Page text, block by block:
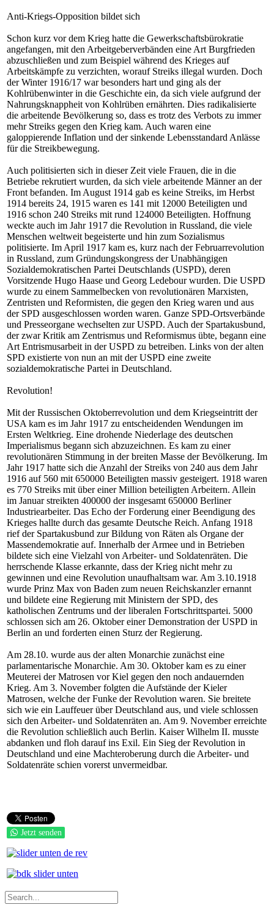
Anti-Kriegs-Opposition bildet sich
Schon kurz vor dem Krieg hatte die Gewerkschaftsbürokratie
angefangen, mit den Arbeitgeberverbänden eine Art Burgfrieden
abzuschließen und zum Beispiel während des Krieges auf
Arbeitskämpfe zu verzichten, worauf Streiks illegal wurden. Doch
der Winter 1916/17 war besonders hart und ging als der
Kohlrübenwinter in die Geschichte ein, da sich viele aufgrund der
Nahrungsknappheit von Kohlrüben ernährten. Dies radikalisierte
die arbeitende Bevölkerung so, dass es trotz des Verbots zu immer
mehr Streiks gegen den Krieg kam. Auch waren eine
galoppierende Inflation und der sinkende Lebensstandard Anlässe
für die Streikbewegung.
Auch politisierten sich in dieser Zeit viele Frauen, die in die
Betriebe rekrutiert wurden, da sich viele arbeitende Männer an der
Front befanden. Im August 1914 gab es keine Streiks, im Herbst
1914 bereits 24, 1915 waren es 141 mit 12000 Beteiligten und
1916 schon 240 Streiks mit rund 124000 Beteiligten. Hoffnung
weckte auch im Jahr 1917 die Revolution in Russland, die viele
Menschen weltweit begeisterte und hin zum Sozialismus
politisierte. Im April 1917 kam es, kurz nach der Februarrevolution
in Russland, zum Gründungskongress der Unabhängigen
Sozialdemokratischen Partei Deutschlands (USPD), deren
Vorsitzende Hugo Haase und Georg Ledebour wurden. Die USPD
wurde zu einem Sammelbecken von revolutionären Marxisten,
Zentristen und Reformisten, die gegen den Krieg waren und aus
der SPD ausgeschlossen worden waren. Ganze SPD-Ortsverbände
und Presseorgane wechselten zur USPD. Auch der Spartakusbund,
der zwar Kritik am Zentrismus und Reformismus übte, begann eine
Art Entrismusarbeit in der USPD zu betreiben. Links von der alten
SPD existierte von nun an mit der USPD eine zweite
sozialdemokratische Partei in Deutschland.
Revolution!
Mit der Russischen Oktoberrevolution und dem Kriegseintritt der
USA kam es im Jahr 1917 zu entscheidenden Wendungen im
Ersten Weltkrieg. Eine drohende Niederlage des deutschen
Imperialismus begann sich abzuzeichnen. Es kam zu einer
revolutionären Stimmung in der breiten Masse der Bevölkerung. Im
Jahr 1917 hatte sich die Anzahl der Streiks von 240 aus dem Jahr
1916 auf 560 mit 650000 Beteiligten massiv gesteigert. 1918 waren
es 770 Streiks mit über einer Million beteiligten Arbeitern. Allein
im Januar streikten 400000 der insgesamt 650000 Berliner
Industriearbeiter. Das Echo der Forderung einer Beendigung des
Krieges hallte durch das gesamte Deutsche Reich. Anfang 1918
rief der Spartakusbund zur Bildung von Räten als Organe der
Massendemokratie auf. Innerhalb der Armee und in Betrieben
bildete sich eine Vielzahl von Arbeiter- und Soldatenräten. Die
herrschende Klasse erkannte, dass der Krieg nicht mehr zu
gewinnen und eine Revolution unaufhaltsam war. Am 3.10.1918
wurde Prinz Max von Baden zum neuen Reichskanzler ernannt
und bildete eine Regierung mit Ministern der SPD, des
katholischen Zentrums und der liberalen Fortschrittspartei. 5000
schlossen sich am 26. Oktober einer Demonstration der USPD in
Berlin an und forderten einen Sturz der Regierung.
Am 28.10. wurde aus der alten Monarchie zunächst eine
parlamentarische Monarchie. Am 30. Oktober kam es zu einer
Meuterei der Matrosen vor Kiel gegen den noch andauernden
Krieg. Am 3. November folgten die Aufstände der Kieler
Matrosen, welche der Funke der Revolution waren. Sie breitete
sich wie ein Lauffeuer über Deutschland aus, und viele schlossen
sich den Arbeiter- und Soldatenräten an. Am 9. November erreichte
die Revolution schließlich auch Berlin. Kaiser Wilhelm II. musste
abdanken und floh darauf ins Exil. Ein Sieg der Revolution in
Deutschland und eine Machteroberung durch die Arbeiter- und
Soldatenräte schien vorerst unvermeidbar.
Jetzt senden